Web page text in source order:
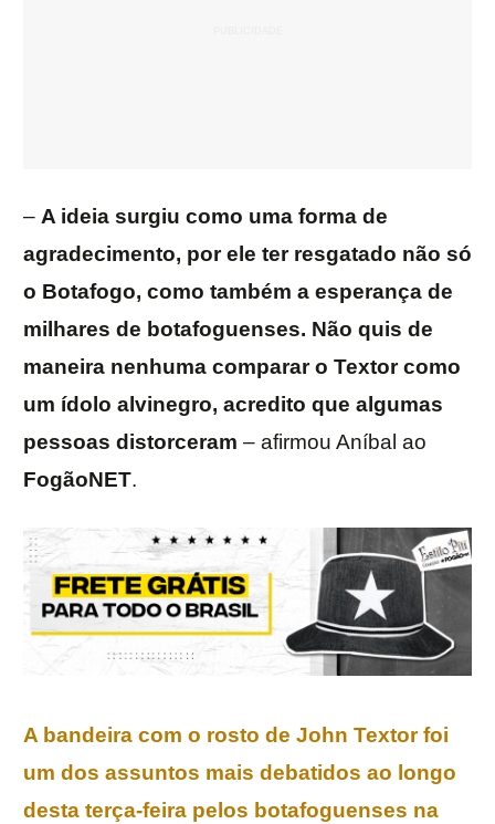
– A ideia surgiu como uma forma de
agradecimento, por ele ter resgatado não só
o Botafogo, como também a esperança de
milhares de botafoguenses. Não quis de
maneira nenhuma comparar o Textor como
um ídolo alvinegro, acredito que algumas
pessoas distorceram – afirmou Aníbal ao
FogãoNET.
A bandeira com o rosto de John Textor foi
um dos assuntos mais debatidos ao longo
desta terça-feira pelos botafoguenses na